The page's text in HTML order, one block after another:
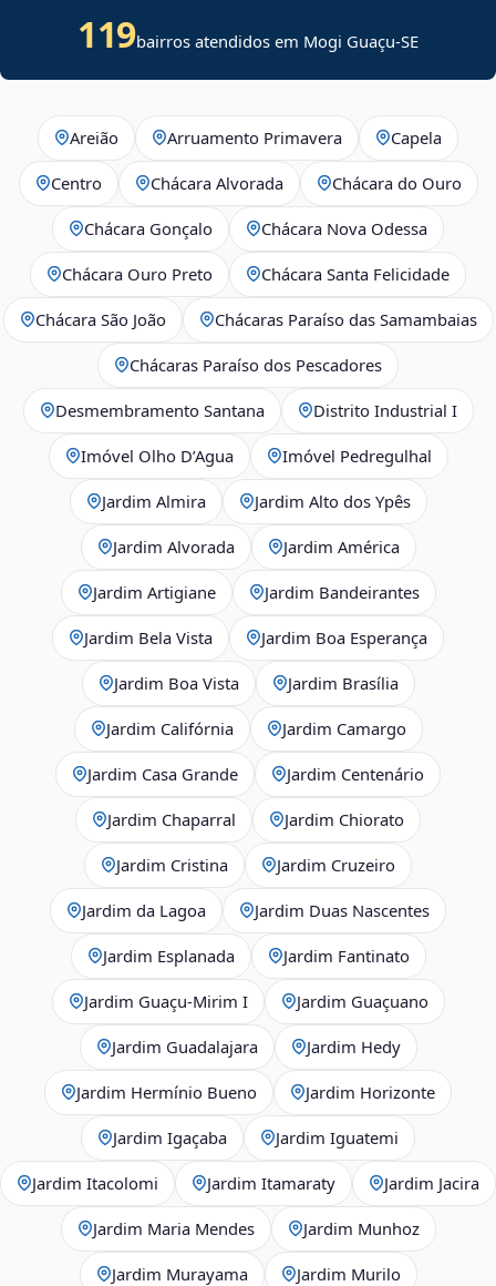
119bairros atendidos em Mogi Guaçu-SE
Areião Arruamento Primavera Capela
Centro Chácara Alvorada Chácara do Ouro
Chácara Gonçalo Chácara Nova Odessa
Chácara Ouro Preto Chácara Santa Felicidade
Chácara São João Chácaras Paraíso das Samambaias
Chácaras Paraíso dos Pescadores
Desmembramento Santana Distrito Industrial I
Imóvel Olho D’Agua Imóvel Pedregulhal
Jardim Almira Jardim Alto dos Ypês
Jardim Alvorada Jardim América
Jardim Artigiane Jardim Bandeirantes
Jardim Bela Vista Jardim Boa Esperança
Jardim Boa Vista Jardim Brasília
Jardim Califórnia Jardim Camargo
Jardim Casa Grande Jardim Centenário
Jardim Chaparral Jardim Chiorato
Jardim Cristina Jardim Cruzeiro
Jardim da Lagoa Jardim Duas Nascentes
Jardim Esplanada Jardim Fantinato
Jardim Guaçu‑Mirim I Jardim Guaçuano
Jardim Guadalajara Jardim Hedy
Jardim Hermínio Bueno Jardim Horizonte
Jardim Igaçaba Jardim Iguatemi
Jardim Itacolomi Jardim Itamaraty Jardim Jacira
Jardim Maria Mendes Jardim Munhoz
Jardim Murayama Jardim Murilo